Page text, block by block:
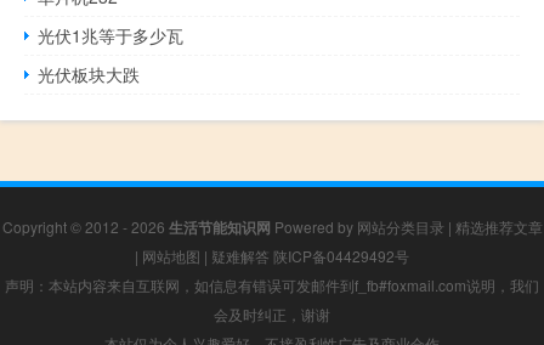
光伏1兆等于多少瓦
光伏板块大跌
Copyright © 2012 - 2026 生活节能知识网 Powered by 网站分类目录 | 精选推荐文章
| 网站地图 | 疑难解答 陕ICP备04429492号
声明：本站内容来自互联网，如信息有错误可发邮件到f_fb#foxmail.com说明，我们
会及时纠正，谢谢